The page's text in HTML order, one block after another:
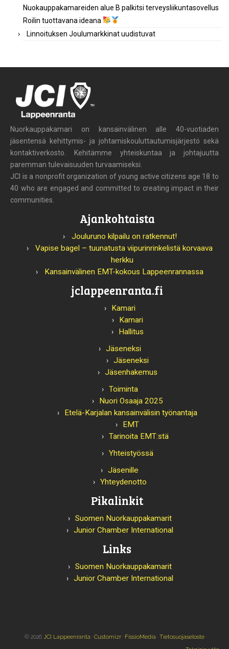
Nuokauppakamareiden alue B palkitsi terveysliikuntasovellus
Roilin tuottavana ideana
Linnoituksen Joulumarkkinat uudistuvat
Nuorkauppakamari on kansainvälinen alle 40-vuotiaden
jäsentensä kehittymis- ja johtamiskouluttautumisjärjestö sekä
kontaktiverkosto. Kehitämme yhteiskuntaa ja johtajuutta
paremman tulevaisuuden turvaamiseksi.
JCI is a nonprofit organization of young active citizens age 18 to
40 who are engaged and committed to creating impact in their
communities.
Ajankohtaista
Jouluruno kilpailu on ratkennut!
Vapise bagel – tuunatusta viipurinrinkelistä korvaava
herkku
Kansainvälinen EMT-kokous Lappeenrannassa
jclappeenranta.fi
Kamari
Kamari
Hallitus
Jäseneksi
Jäseneksi
Jäsenhakemus
Toiminta
Nuori Osaaja 2025
Etelä-Karjalan kansainvälisin työnantaja
EMT
Tarinoita EMT:stä
Yhteistyössä
Jäsenille
Yhteydenotto
Pikalinkit
Suomen Nuorkauppakamarit
Junior Chamber International
Links
Suomen Nuorkauppakamarit
Junior Chamber International
· © 2026 JCI Lappeenranta · Customizr · FissioMedia · Tietosuojaseloste ·